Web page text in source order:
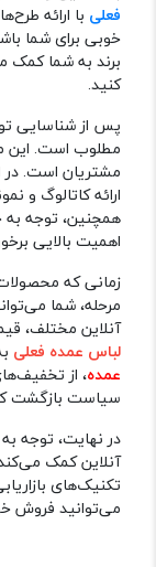
فعلی با ارائه
خوبی برای شما
برند به شما کمک
کنید.
پس از شناسایی
مطلوب است. این
مشتریان است. در
ارائه کاتالوگ و
همچنین، توجه به
اهمیت بالایی
زمانی که
مرحله، شما
آنلاین مختلف،
لباس عمده فعلی
عمده، از
سیاست‌ بازگشت
در نهایت، توجه
آنلاین کمک
تکنیک‌های
می‌توانید فروش